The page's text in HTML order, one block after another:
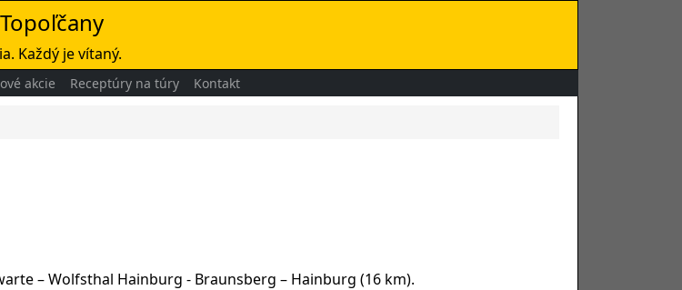
Každý je vítaný.
akcie Receptúry na túry Kontakt
– Wolfsthal Hainburg - Braunsberg – Hainburg (16 km).